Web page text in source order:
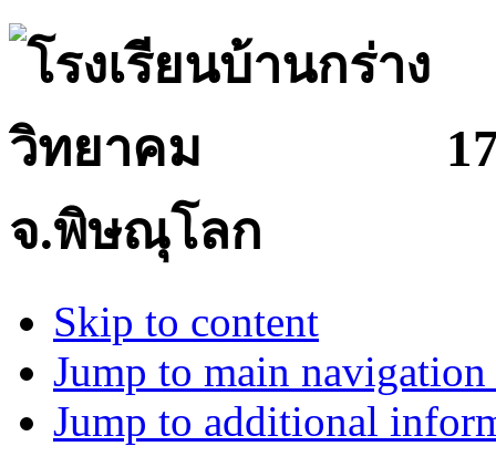
จ.พิษณุโลก
Skip to content
Jump to main
Jump to additional